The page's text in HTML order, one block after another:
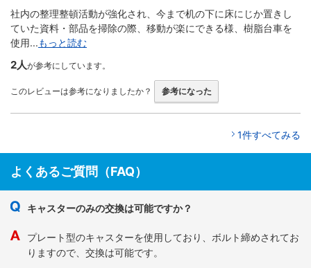
社内の整理整頓活動が強化され、今まで机の下に床にじか置きし
ていた資料・部品を掃除の際、移動が楽にできる様、樹脂台車を
使用...もっと読む
2人が参考にしています。
このレビューは参考になりましたか？ 参考になった
1件すべてみる
よくあるご質問（FAQ）
キャスターのみの交換は可能ですか？
プレート型のキャスターを使用しており、ボルト締めされてお
りますので、交換は可能です。